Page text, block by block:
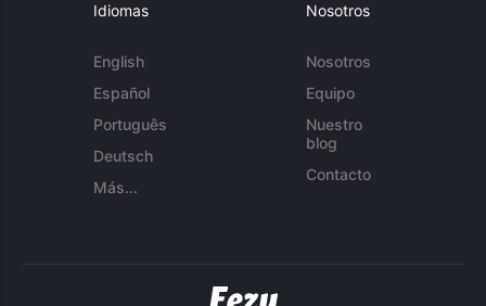
Idiomas
English
Español
Português
Deutsch
Más...
Nosotros
Nosotros
Equipo
Nuestro
blog
Contacto